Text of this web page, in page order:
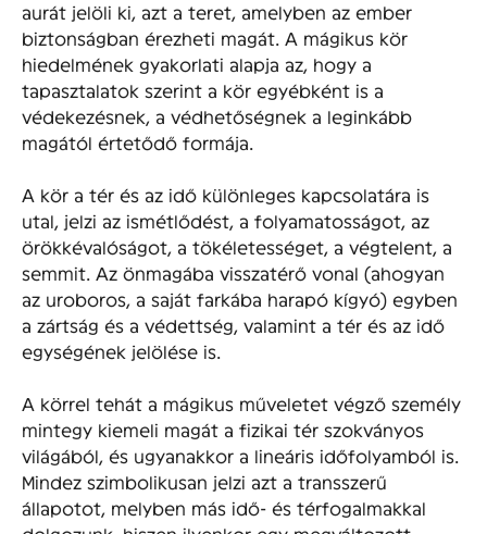
aurát jelöli ki, azt a teret, amelyben az ember
biztonságban érezheti magát. A mágikus kör
hiedelmének gyakorlati alapja az, hogy a
tapasztalatok szerint a kör egyébként is a
védekezésnek, a védhetőségnek a leginkább
magától értetődő formája.
A kör a tér és az idő különleges kapcsolatára is
utal, jelzi az ismétlődést, a folyamatosságot, az
örökkévalóságot, a tökéletességet, a végtelent, a
semmit. Az önmagába visszatérő vonal (ahogyan
az uroboros, a saját farkába harapó kígyó) egyben
a zártság és a védett­ség, valamint a tér és az idő
egységének jelölése is.
A körrel tehát a mágikus műveletet végző személy
mintegy kiemeli magát a fizikai tér szokványos
világából, és ugyanakkor a lineáris időfolyamból is.
Mindez szimbolikusan jelzi azt a transszerű
állapotot, melyben más idő- és térfogalmakkal